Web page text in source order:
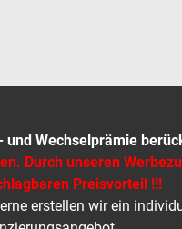
und Wechselprämie
Durch unseren
Preisvorteil !!!
erstellen wir ein